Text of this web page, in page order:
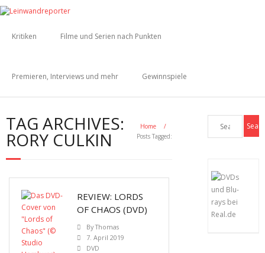
Kritiken Filme und Serien nach Punkten
Premieren, Interviews und mehr Gewinnspiele
TAG ARCHIVES:
RORY CULKIN
Home
/
Posts Tagged:
REVIEW: LORDS
OF CHAOS (DVD)
ByThomas
7. April 2019
DVD